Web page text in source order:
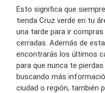
Esto significa que
tienda Cruz verde en tu
una tarde para ir
cerradas. Además de
encontrarás los últimos
para que nunca te
buscando más
ciudad o región, también